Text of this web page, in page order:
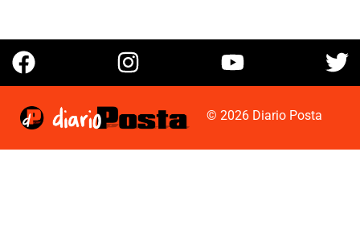
© 2026 Diario Posta